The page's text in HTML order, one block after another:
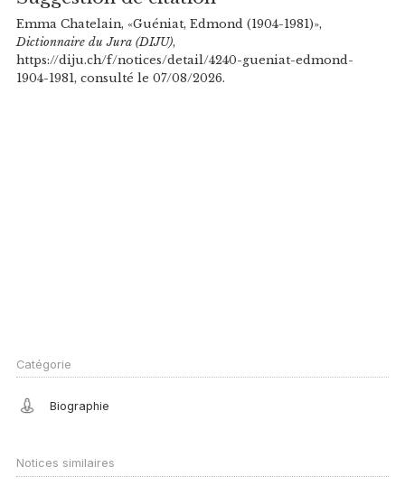
Emma Chatelain, «Guéniat, Edmond (1904-1981)»,
Dictionnaire du Jura (DIJU),
https://diju.ch/f/notices/detail/4240-gueniat-edmond-
1904-1981, consulté le 07/08/2026.
Catégorie
Biographie
Notices similaires